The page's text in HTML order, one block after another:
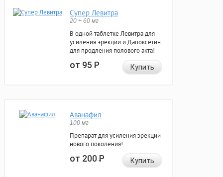
Супер Левитра
20 + 60 мг
В одной таблетке Левитра для
усиления эрекции и Дапоксетин
для продления полового акта!
от 95Р Купить
Аванафил
100 мг
Препарат для усиления эрекции
нового поколения!
от 200Р Купить